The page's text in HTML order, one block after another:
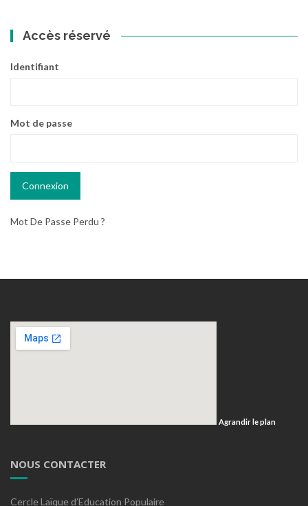
Accès réservé
Identifiant
Mot de passe
Mot De Passe Perdu ?
Agrandir le plan
NOUS CONTACTER
Cercle Laïque d’Education Populaire